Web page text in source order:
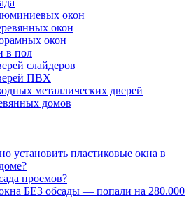
окон
окон
окон
в пол
слайдеров
ПВХ
металлических дверей
домов
установить пластиковые окна в
проемов?
БЕЗ обсады — попали на 280.000